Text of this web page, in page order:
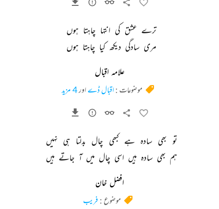
ترے عشق کی انتہا چاہتا ہوں
مری سادگی دیکھ کیا چاہتا ہوں
علامہ اقبال
موضوعات :اقبال ڈے اور4 مزید
تو بھی سادہ ہے کبھی چال بدلتا ہی نہیں
ہم بھی سادہ ہیں اسی چال میں آ جاتے ہیں
افضل خان
موضوع : فریب